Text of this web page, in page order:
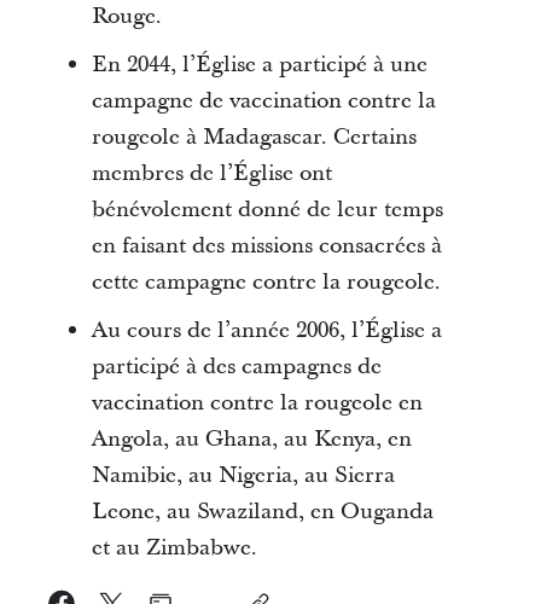
Rouge.
En 2044, l’Église a participé à une
campagne de vaccination contre la
rougeole à Madagascar. Certains
membres de l’Église ont
bénévolement donné de leur temps
en faisant des missions consacrées à
cette campagne contre la rougeole.
Au cours de l’année 2006, l’Église a
participé à des campagnes de
vaccination contre la rougeole en
Angola, au Ghana, au Kenya, en
Namibie, au Nigeria, au Sierra
Leone, au Swaziland, en Ouganda
et au Zimbabwe.